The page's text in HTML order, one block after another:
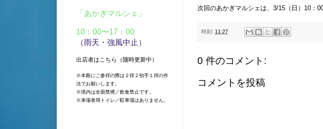
次回のあかぎマルシェは、3/15（日）10：
時刻: 11:27
0 件のコメント:
コメントを投稿
「あかぎマルシェ」
10：00〜17：00
（雨天・強風中止）
出店者はこちら （随時更新中）
※本殿にご参拝の際は２拝２拍手１拝の作
法でお願いします。
※境内は全面禁煙／飲食禁止です。
※来場者用トイレ／駐車場はありません。